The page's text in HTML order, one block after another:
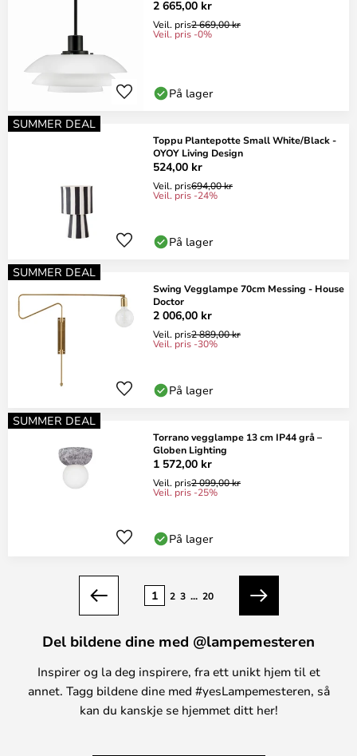
2 665,00 kr
Veil. pris2 669,00 kr
Veil. pris -0%
På lager
SUMMER DEAL
Toppu Plantepotte Small White/Black -
OYOY Living Design
524,00 kr
Veil. pris694,00 kr
Veil. pris -24%
På lager
SUMMER DEAL
Swing Vegglampe 70cm Messing - House
Doctor
2 006,00 kr
Veil. pris2 889,00 kr
Veil. pris -30%
På lager
SUMMER DEAL
Torrano vegglampe 13 cm IP44 grå –
Globen Lighting
1 572,00 kr
Veil. pris2 099,00 kr
Veil. pris -25%
På lager
Forrige
1 2 3 ... 20
Neste
Del bildene dine med @lampemesteren
Inspirer og la deg inspirere, fra ett unikt hjem til et
annet. Tagg bildene dine med #yesLampemesteren, så
kan du kanskje se hjemmet ditt her!